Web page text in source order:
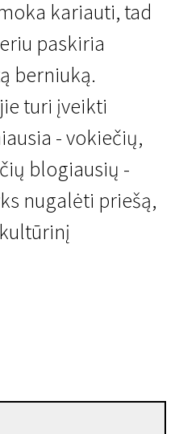
N/A
kariauti, tad
paskiria
berniuką.
turi įveikti
- vokiečių,
blogiausių -
nugalėti priešą,